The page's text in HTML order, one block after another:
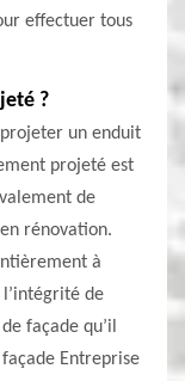
effectuer tous
?
un enduit
projeté est
de
rénovation.
à
de
façade qu’il
Entreprise